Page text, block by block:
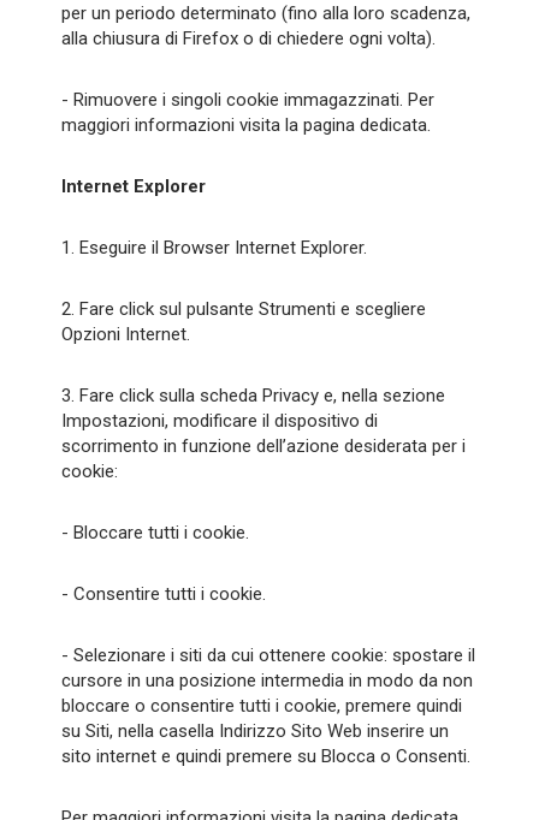
per un periodo determinato (fino alla loro scadenza,
alla chiusura di Firefox o di chiedere ogni volta).
- Rimuovere i singoli cookie immagazzinati. Per
maggiori informazioni visita la pagina dedicata.
Internet Explorer
1. Eseguire il Browser Internet Explorer.
2. Fare click sul pulsante Strumenti e scegliere
Opzioni Internet.
3. Fare click sulla scheda Privacy e, nella sezione
Impostazioni, modificare il dispositivo di
scorrimento in funzione dell’azione desiderata per i
cookie:
- Bloccare tutti i cookie.
- Consentire tutti i cookie.
- Selezionare i siti da cui ottenere cookie: spostare il
cursore in una posizione intermedia in modo da non
bloccare o consentire tutti i cookie, premere quindi
su Siti, nella casella Indirizzo Sito Web inserire un
sito internet e quindi premere su Blocca o Consenti.